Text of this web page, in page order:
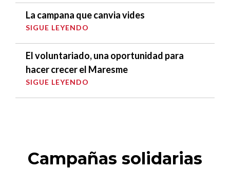
La campana que canvia vides
SIGUE LEYENDO
El voluntariado, una oportunidad para
hacer crecer el Maresme
SIGUE LEYENDO
Campañas solidarias